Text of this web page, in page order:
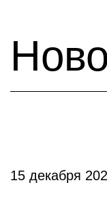
15 декабря